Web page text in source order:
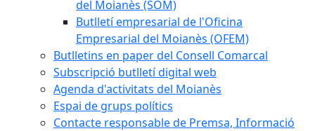
del Moianès (SOM)
Butlletí empresarial de l'Oficina
Empresarial del Moianès (OFEM)
Butlletins en paper del Consell Comarcal
Subscripció butlletí digital web
Agenda d'activitats del Moianès
Espai de grups polítics
Contacte responsable de Premsa, Informació